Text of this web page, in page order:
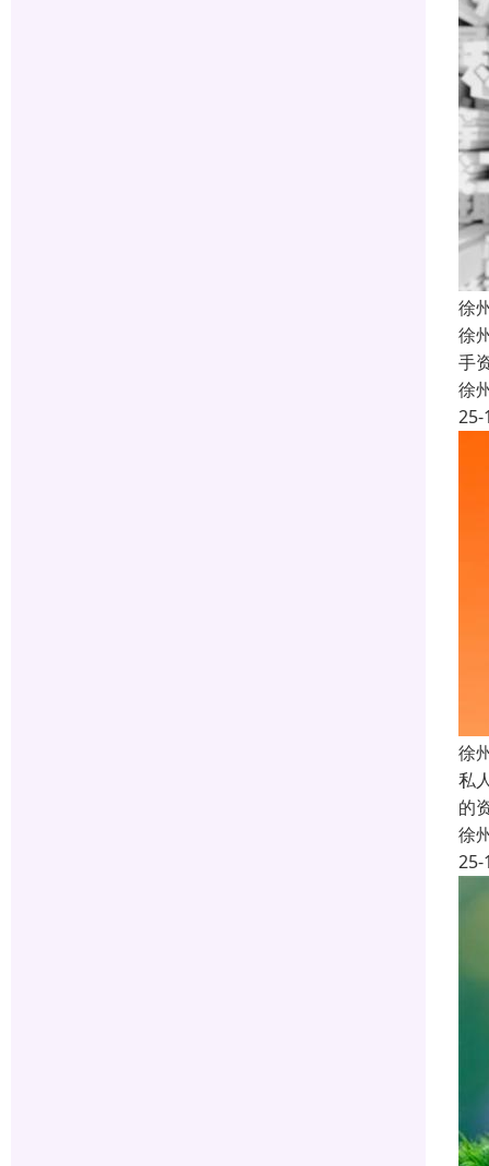
徐
徐
手
徐
25-
徐
私
的
徐
25-